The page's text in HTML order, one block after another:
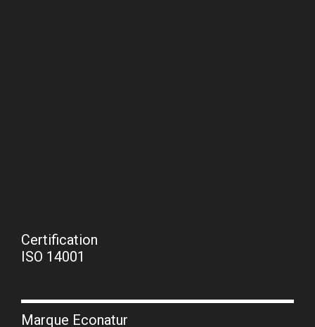
Certification
ISO 14001
Marque Econatur